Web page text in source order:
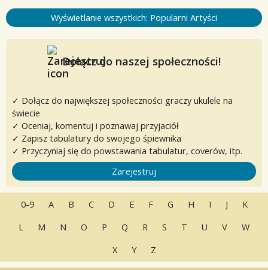
Wyświetlanie wszystkich: Popularni Artyści
Dołącz do naszej społeczności!
✓ Dołącz do największej społeczności graczy ukulele na
świecie
✓ Oceniaj, komentuj i poznawaj przyjaciół
✓ Zapisz tabulatury do swojego śpiewnika
✓ Przyczyniaj się do powstawania tabulatur, coverów, itp.
Zarejestruj
0-9 A B C D E F G H I J
K
L
M N O P Q R S T U V
W
X
Y Z